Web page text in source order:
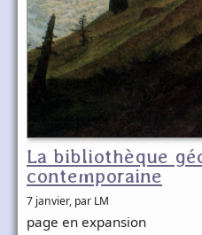
La bibliothèque
contemporaine
7 janvier, par LM
page en expansion